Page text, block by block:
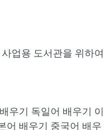
사업용 도서관을 위하여
우기 독일어 배우기 이
어 배우기 중국어 배우